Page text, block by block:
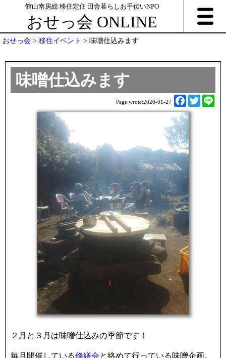
館山南房総 移住定住 田舎暮らしお手伝いNPO
おせっ会 ONLINE
おせっ会 > 移住イベント > 味噌仕込みます
味噌仕込みます
Page wrote:2020-01-27
F
a
e
b
o
T
２月と３月は味噌仕込みの季節です！
毎月開催している修繕会と絡めて行っている味噌企画。